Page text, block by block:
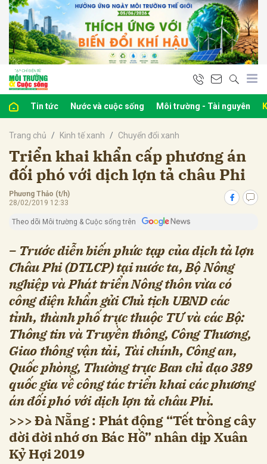
Tin tức Nước và cuộc sống Môi trường - Tài nguyên
Trang chủ Kinh tế xanh Chuyển đổi xanh
Triển khai khẩn cấp phương án
đối phó với dịch lợn tả châu Phi
Phương Thảo (t/h)
28/02/2019 12:33
Theo dõi Môi trường & Cuộc sống trên
– Trước diễn biến phức tạp của dịch tả lợn
Châu Phi (DTLCP) tại nước ta, Bộ Nông
nghiệp và Phát triển Nông thôn vừa có
công điện khẩn gửi Chủ tịch UBND các
tỉnh, thành phố trực thuộc TƯ và các Bộ:
Thông tin và Truyền thông, Công Thương,
Giao thông vận tải, Tài chính, Công an,
Quốc phòng, Thường trực Ban chỉ đạo 389
quốc gia về công tác triển khai các phương
án đối phó với dịch lợn tả châu Phi.
>>>Đà Nẵng : Phát động “Tết trồng cây
đời đời nhớ ơn Bác Hồ” nhân dịp Xuân
Kỷ Hợi 2019
luận